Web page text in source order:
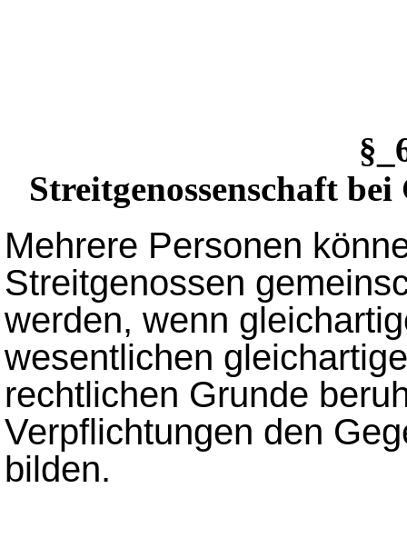
Streitgenossenschaft
Mehrere Personen
Streitgenossen
werden, wenn
wesentlichen
rechtlichen Grunde
Verpflichtungen den
bilden.